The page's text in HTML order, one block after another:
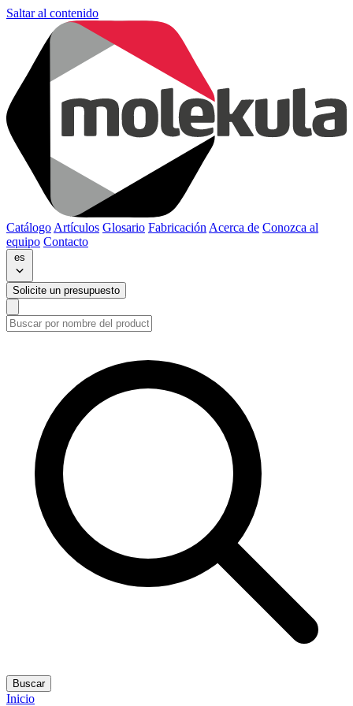
Saltar al contenido
Catálogo Artículos Glosario Fabricación Acerca de Conozca al
equipo Contacto
es
Solicite un presupuesto
Buscar
Inicio